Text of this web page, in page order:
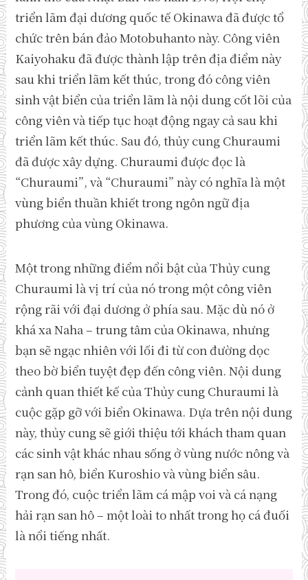
triển lãm đại dương quốc tế Okinawa đã được tổ
chức trên bán đảo Motobuhanto này. Công viên
Kaiyohaku đã được thành lập trên địa điểm này
sau khi triển lãm kết thúc, trong đó công viên
sinh vật biển của triển lãm là nội dung cốt lõi của
công viên và tiếp tục hoạt động ngay cả sau khi
triển lãm kết thúc. Sau đó, thủy cung Churaumi
đã được xây dựng. Churaumi được đọc là
“Churaumi”, và “Churaumi” này có nghĩa là một
vùng biển thuần khiết trong ngôn ngữ địa
phương của vùng Okinawa.
Một trong những điểm nổi bật của Thủy cung
Churaumi là vị trí của nó trong một công viên
rộng rãi với đại dương ở phía sau. Mặc dù nó ở
khá xa Naha – trung tâm của Okinawa, nhưng
bạn sẽ ngạc nhiên với lối đi từ con đường dọc
theo bờ biển tuyệt đẹp đến công viên. Nội dung
cảnh quan thiết kế của Thủy cung Churaumi là
cuộc gặp gỡ với biển Okinawa. Dựa trên nội dung
này, thủy cung sẽ giới thiệu tới khách tham quan
các sinh vật khác nhau sống ở vùng nước nông và
rạn san hô, biển Kuroshio và vùng biển sâu.
Trong đó, cuộc triển lãm cá mập voi và cá nạng
hải rạn san hô – một loài to nhất trong họ cá đuối
là nổi tiếng nhất.